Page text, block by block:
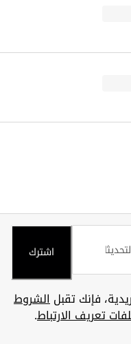
اشترك
فإنك تقبلالشروط
تعريف الارتباط.